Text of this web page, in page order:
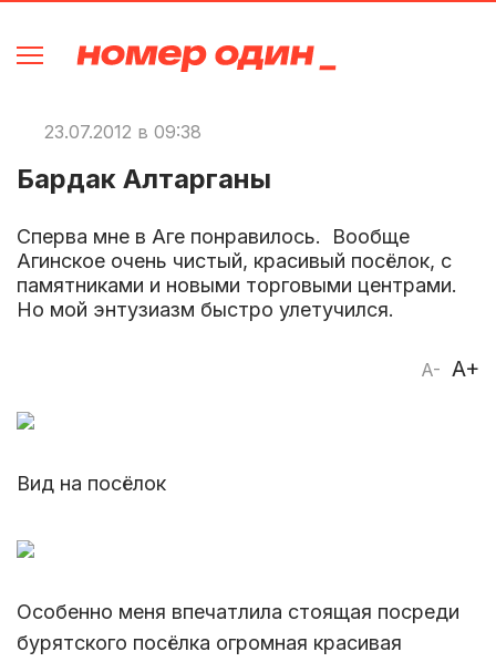
23.07.2012 в 09:38
Бардак Алтарганы
Сперва мне в Аге понравилось. Вообще
Агинское очень чистый, красивый посёлок, с
памятниками и новыми торговыми центрами.
Но мой энтузиазм быстро улетучился.
A- A+
Вид на посёлок
Особенно меня впечатлила стоящая посреди
бурятского посёлка огромная красивая